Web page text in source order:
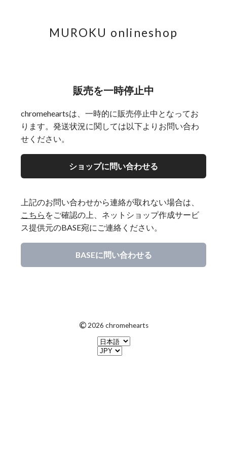
MUROKU onlineshop
販売を一時停止中
chromeheartsは、一時的に販売停止中となってお
ります。発送状況に関しては以下よりお問い合わ
せください。
ショップに問い合わせる
上記のお問い合わせから連絡が取れない場合は、
こちら をご確認の上、ネットショップ作成サービ
ス提供元のBASE宛にご連絡ください。
BASEに問い合わせる
© 2026 chromehearts